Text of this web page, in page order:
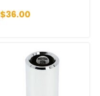
$36.00